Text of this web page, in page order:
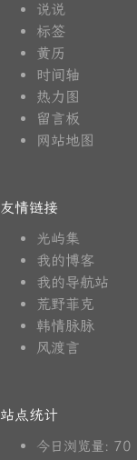
说说
标签
黄历
时间轴
热力图
留言板
网站地图
友情链接
光屿集
我的博客
我的导航站
荒野菲克
韩情脉脉
风渡言
站点统计
今日浏览量: 70